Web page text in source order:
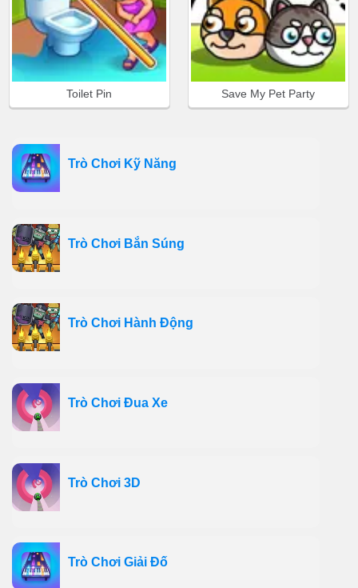
Toilet Pin Save My Pet Party
Trò Chơi Kỹ Năng
Trò Chơi Bắn Súng
Trò Chơi Hành Động
Trò Chơi Đua Xe
Trò Chơi 3D
Trò Chơi Giải Đố